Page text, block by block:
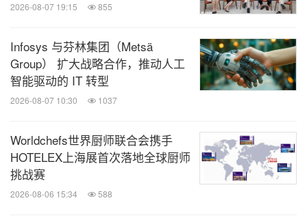
专注健康营养是宠物医院致胜的根本
2026-08-07 19:15 855
Infosys 与芬林集团（Metsä
Group） 扩大战略合作，推动人工
智能驱动的 IT 转型
2026-08-07 10:30 1037
Worldchefs世界厨师联合会携手
HOTELEX上海展首次落地全球厨师
挑战赛
2026-08-06 15:34 588